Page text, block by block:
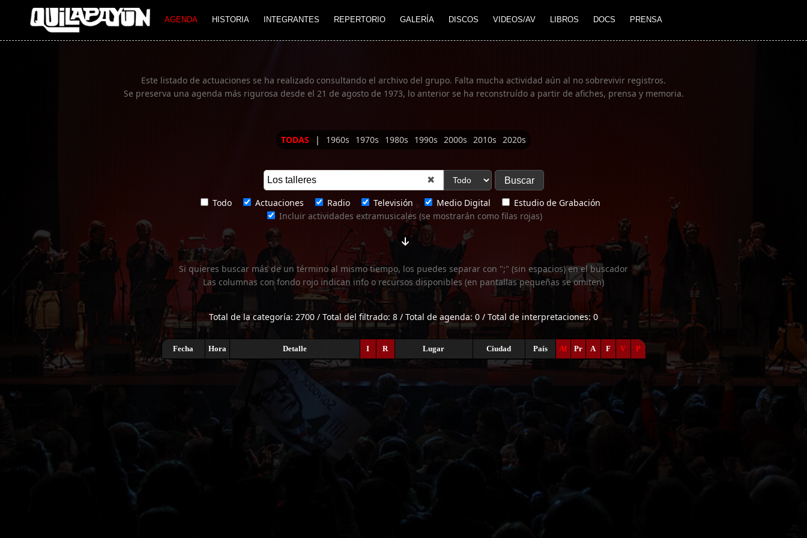
AGENDA HISTORIA INTEGRANTES REPERTORIO GALERÍA DISCOS VIDEOS/AV LIBROS DOCS PRENSA
Imagen 01
Este listado de actuaciones se ha realizado consultando el archivo del grupo. Falta mucha actividad aún al no sobrevivir registros.
Se preserva una agenda más rigurosa desde el 21 de agosto de 1973, lo anterior se ha reconstruído a partir de afiches, prensa y memoria.
TODAS | 1960s 1970s 1980s 1990s 2000s 2010s 2020s
✖
Todo Actuaciones Radio Televisión Medio Digital
Estudio de Grabación
Incluir actividades extramusicales (se mostrarán como filas rojas)
Si quieres buscar más de un término al mismo tiempo, los puedes separar con ";" (sin espacios) en el buscador
Las columnas con fondo rojo indican info o recursos disponibles (en pantallas pequeñas se omiten)
Total de la categoría: 2700 / Total del filtrado: 8 / Total de agenda: 0 / Total de interpretaciones: 0
Fecha Hora Detalle I R Lugar Ciudad País Af Pr A F V P